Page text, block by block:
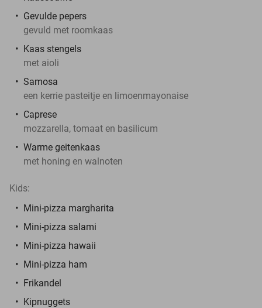
Gevulde pepers
gevuld met roomkaas
Kaas stengels
met aioli
Samosa
een kerrie pasteitje en limoenmayonaise
Caprese
mozzarella, tomaat en basilicum
Warme geitenkaas
met honing en walnoten
Kids:
Mini-pizza margharita
Mini-pizza salami
Mini-pizza hawaii
Mini-pizza ham
Frikandel
Kipnuggets